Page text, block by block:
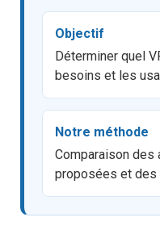
Objectif
Déterminer quel
besoins et les
Notre méthode
Comparaison
proposées et